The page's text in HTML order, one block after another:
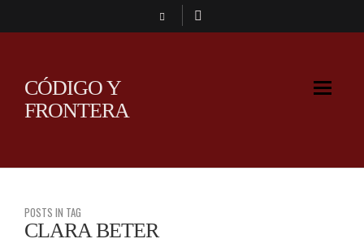
CÓDIGO Y
FRONTERA
POSTS IN TAG
CLARA BETER